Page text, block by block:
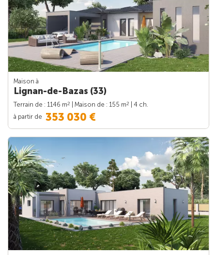
Maison à
Lignan-de-Bazas (33)
Terrain de : 1146 m2 | Maison de : 155 m2
| 4 ch.
à partir de 353 030 €